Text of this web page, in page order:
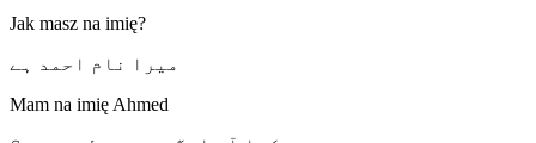
Jak masz na imię?
میرا نام احمد ہے
Mam na imię Ahmed